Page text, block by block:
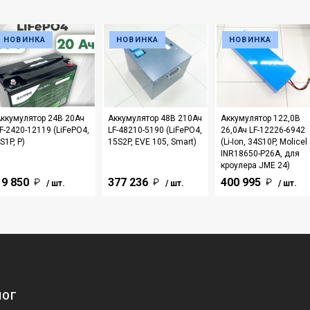
НОВИНКА
24В 20Ач
2420-12119 (LiFePO4,
P)
850 / шт.
НОВИНКА
Аккумулятор 48В 210Ач
LF-48210-5190 (LiFePO4,
15S2P, EVE 105, Smart)
377 236 / шт.
НОВИНКА
Аккумулятор 122,0В
26,0Ач LF-12226-6942
(Li-Ion, 34S10P, Molicel
INR18650-P26A, для
кроулера JME 24)
400 995 / шт.